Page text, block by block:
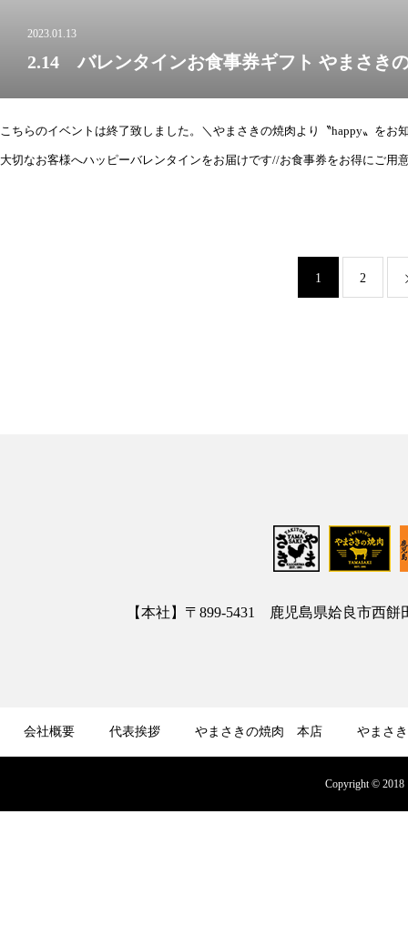
2023.01.13
2.14 バレンタインお食事券ギフト やまさき
こちらのイベントは終了致しました。＼やまさきの焼肉より〝happy〟を
大切なお客様へハッピーバレンタインをお届けです//お食事券をお得にご
1 2
【本社】〒899-5431 鹿児島県姶良市西餅
会社概要 代表挨拶 やまさきの焼肉 本店 やまさ
オンラインショップ
Copyright © 2018